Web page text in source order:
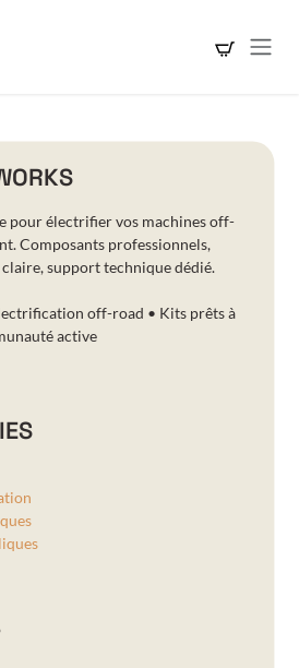
pour électrifier vos machines off-
Composants professionnels,
support technique dédié.
off-road • Kits prêts à
active